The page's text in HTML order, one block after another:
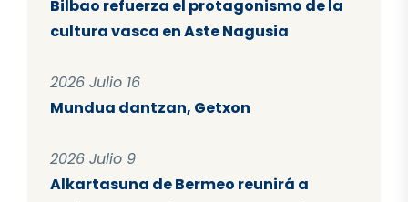
Bilbao refuerza el protagonismo de la
cultura vasca en Aste Nagusia
2026 Julio 16
Mundua dantzan, Getxon
2026 Julio 9
Alkartasuna de Bermeo reunirá a